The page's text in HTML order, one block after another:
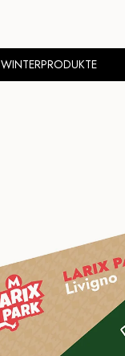
WINTERPRODUKTE